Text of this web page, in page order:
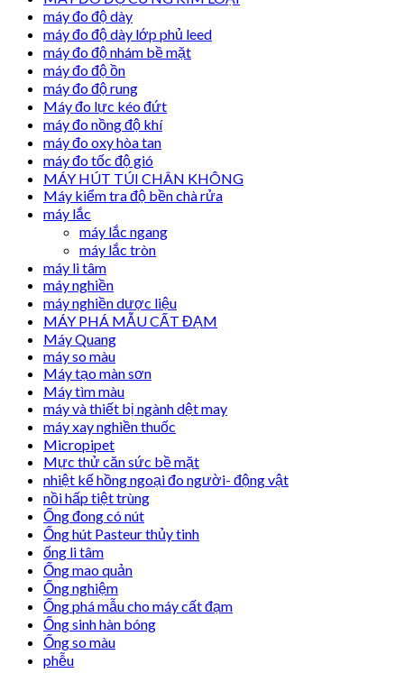
máy đo độ dày
máy đo độ dày lớp phủ leed
máy đo độ nhám bề mặt
máy đo độ ồn
máy đo độ rung
Máy đo lực kéo đứt
máy đo nồng độ khí
máy đo oxy hòa tan
máy đo tốc độ gió
MÁY HÚT TÚI CHÂN KHÔNG
Máy kiểm tra độ bền chà rửa
máy lắc
máy lắc ngang
máy lắc tròn
máy li tâm
máy nghiền
máy nghiền dược liệu
MÁY PHÁ MẪU CẤT ĐẠM
Máy Quang
máy so màu
Máy tạo màn sơn
Máy tìm màu
máy và thiết bị ngành dệt may
máy xay nghiền thuốc
Micropipet
Mực thử căn sức bề mặt
nhiệt kế hồng ngoại đo người- động vật
nồi hấp tiệt trùng
Ống đong có nút
Ống hút Pasteur thủy tinh
ống li tâm
Ống mao quản
Ống nghiệm
Ống phá mẫu cho máy cất đạm
Ống sinh hàn bóng
Ống so màu
phễu